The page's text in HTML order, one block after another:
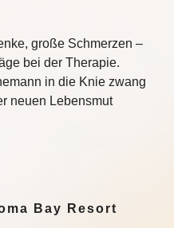
große Schmerzen –
bei der Therapie.
in die Knie zwang
neuen Lebensmut
Bay Resort